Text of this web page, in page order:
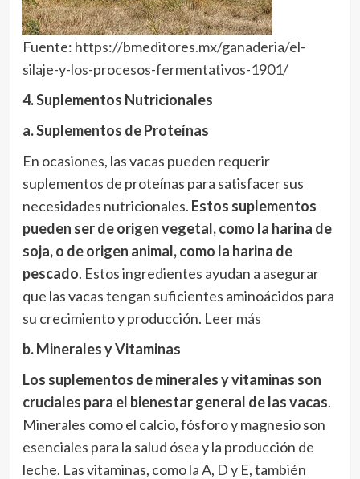
Fuente: https://bmeditores.mx/ganaderia/el-
silaje-y-los-procesos-fermentativos-1901/
4. Suplementos Nutricionales
a. Suplementos de Proteínas
En ocasiones, las vacas pueden requerir
suplementos de proteínas para satisfacer sus
necesidades nutricionales. Estos suplementos
pueden ser de origen vegetal, como la harina de
soja, o de origen animal, como la harina de
pescado. Estos ingredientes ayudan a asegurar
que las vacas tengan suficientes aminoácidos para
su crecimiento y producción. Leer más
b. Minerales y Vitaminas
Los suplementos de minerales y vitaminas son
cruciales para el bienestar general de las vacas.
Minerales como el calcio, fósforo y magnesio son
esenciales para la salud ósea y la producción de
leche. Las vitaminas, como la A, D y E, también